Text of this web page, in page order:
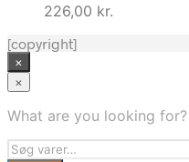
226,00 kr.
[copyright]
×
×
What are you looking for?